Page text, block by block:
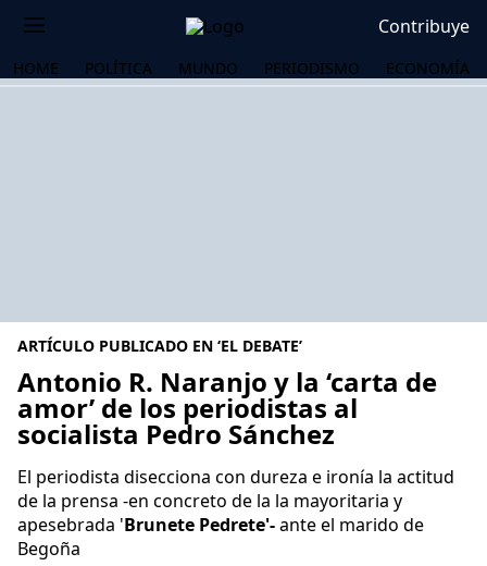
Contribuye
HOME POLÍTICA MUNDO PERIODISMO ECONOMÍA
ARTÍCULO PUBLICADO EN ‘EL DEBATE’
Antonio R. Naranjo y la ‘carta de
amor’ de los periodistas al
socialista Pedro Sánchez
El periodista disecciona con dureza e ironía la actitud
de la prensa -en concreto de la la mayoritaria y
apesebrada 'Brunete Pedrete'-ante el marido de
Begoña